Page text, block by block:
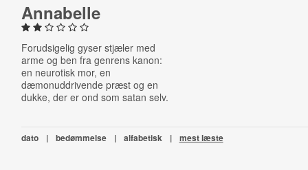
Annabelle
Forudsigelig gyser stjæler med
arme og ben fra genrens kanon:
en neurotisk mor, en
dæmonuddrivende præst og en
dukke, der er ond som satan selv.
dato | bedømmelse | alfabetisk | mest læste